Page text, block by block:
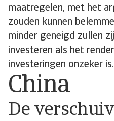
maatregelen, met het
zouden kunnen
minder geneigd zullen
investeren als het
investeringen onzeker is.
China
De